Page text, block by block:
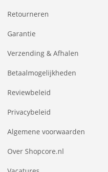
Retourneren
Garantie
Verzending & Afhalen
Betaalmogelijkheden
Reviewbeleid
Privacybeleid
Algemene voorwaarden
Over Shopcore.nl